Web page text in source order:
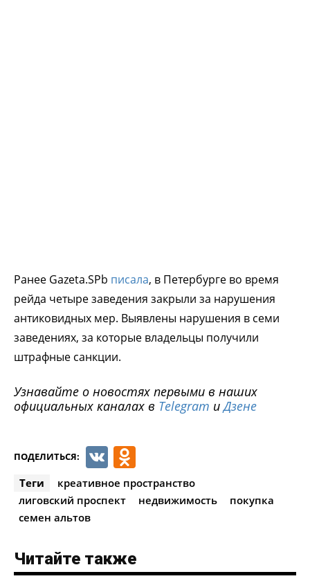
Ранее Gazeta.SPb писала, в Петербурге во время
рейда четыре заведения закрыли за нарушения
антиковидных мер. Выявлены нарушения в семи
заведениях, за которые владельцы получили
штрафные санкции.
Узнавайте о новостях первыми в наших
официальных каналах в Telegram иДзене
ПОДЕЛИТЬСЯ: VK
Теги
креативное пространство
лиговский проспект
недвижимость
покупка
семен альтов
Читайте также